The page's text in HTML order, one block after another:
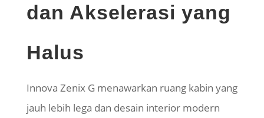
dan Akselerasi yang
Halus
Innova ZenixG menawarkan ruang kabin yang
jauh lebih lega dan desain interior modern